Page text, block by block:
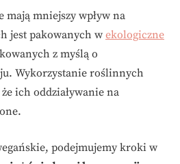
mniejszy wpływ na
jest pakowanych w ekologiczne
z myślą o
Wykorzystanie roślinnych
ich oddziaływanie na
podejmujemy kroki w